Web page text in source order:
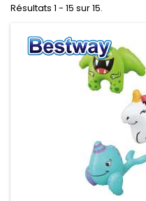
Résultats 1 - 15 sur 15.